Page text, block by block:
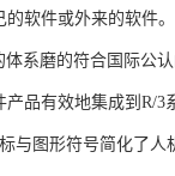
软件或外来的软件。
体系磨的符合国际公
品有效地集成到R/3
与图形符号简化了